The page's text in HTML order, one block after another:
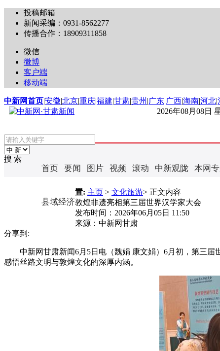
投稿邮箱
新闻采编：0931-8562277
传播合作：18909311858
微信
微博
客户端
移动端
中新网首页|安徽|北京|重庆|福建|甘肃|贵州 |广东|广西|海南|河北|
2026年08月08日
搜 索
首页 要闻 图片 视频 滚动 中新观陇 本网
县域经济
置: 主页 > 文化旅游> 正文内容
敦煌非遗亮相第三届世界汉学家大会
发布时间： 2026年06月05日 11:50
来源： 中新网甘肃
分享到:
中新网甘肃新闻6月5日电（魏娟 康文娟）6月初，第三届
感悟丝路文明与敦煌文化的深厚内涵。